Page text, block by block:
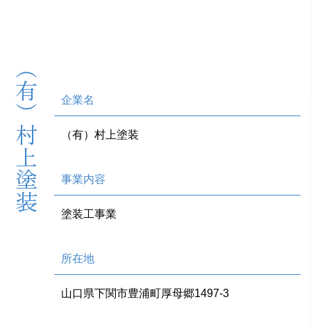
（有）村上塗装 企業名
（有）村上塗装
事業内容
塗装工事業
所在地
山口県下関市豊浦町厚母郷1497-3